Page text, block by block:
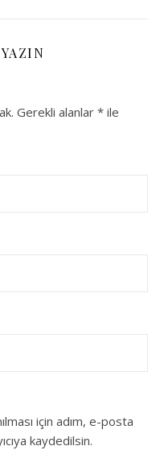
Gerekli alanlar * ile
için adım, e-posta
kaydedilsin.